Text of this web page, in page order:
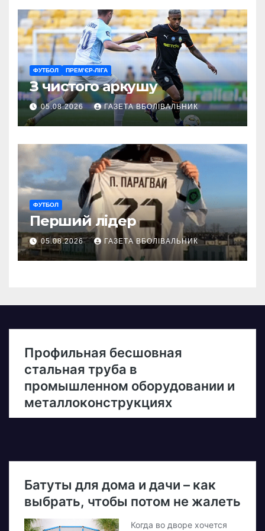
ФУТБОЛ ПРЕМ’ЄР-ЛІГА
З чистого аркушу
05.08.2026 ГАЗЕТА ВБОЛІВАЛЬНИК
ФУТБОЛ
Перший лідер
05.08.2026 ГАЗЕТА ВБОЛІВАЛЬНИК